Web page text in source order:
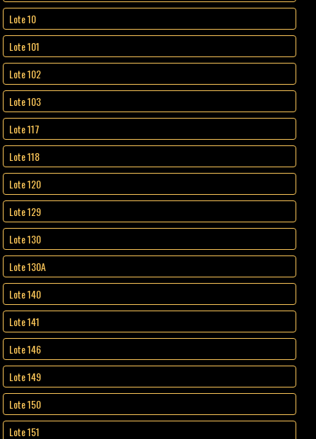
Lote 10
Lote 101
Lote 102
Lote 103
Lote 117
Lote 118
Lote 120
Lote 129
Lote 130
Lote 130A
Lote 140
Lote 141
Lote 146
Lote 149
Lote 150
Lote 151